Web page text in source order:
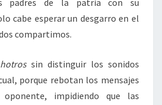
padres de la patria con su
cabe esperar un desgarro en el
compartimos.
hotrossin distinguir los sonidos
porque rebotan los mensajes
impidiendo que las